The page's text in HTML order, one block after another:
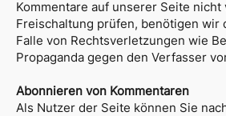
Kommentare auf unserer Seite nicht
Freischaltung prüfen, benötigen wir
Falle von Rechtsverletzungen wie
Propaganda gegen den Verfasser
Abonnieren von Kommentaren
Als Nutzer der Seite können Sie